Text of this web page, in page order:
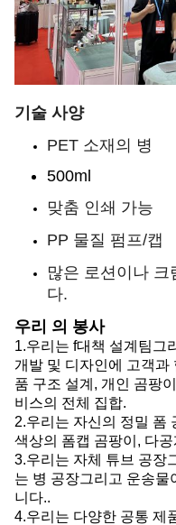
기술 사양
PET 소재의 병
500ml
맞춤 인쇄 가능
PP 물질 펌프/캡
많은 로션이나 크
다.
우리 의 봉사
1.우리는 f대책 설계팀 그
개발 및 디자인에 고객과
품 구조 설계, 개인 곰팡
비스의 전체 집합.
2.우리는 자신의 정밀 폼
색상의 폼캡 곰팡이, 다
3.우리는 자체 튜브 공장
는 병 공장그리고 운송물
니다..
4.우리는 다양한 공통 제